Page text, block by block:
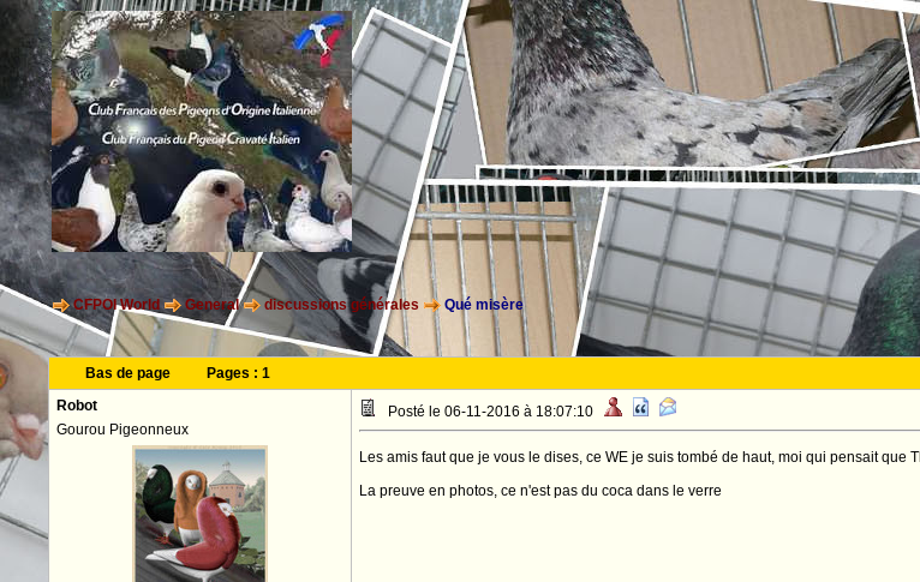
CFPOI World General discussions générales Qué misère
Bas de page Pages : 1
Robot
Gourou Pigeonneux
Posté le 06-11-2016 à 18:07:10
Les amis faut que je vous le dises, ce WE je suis tombé de haut, moi qui pensait
La preuve en photos, ce n'est pas du coca dans le verre